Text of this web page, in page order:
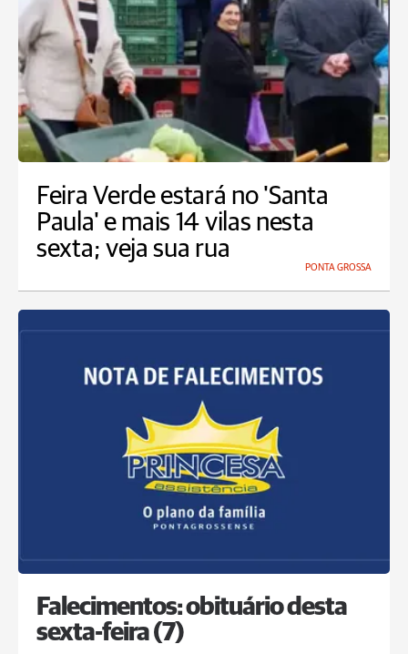
Feira Verde estará no 'Santa
Paula' e mais 14 vilas nesta
sexta; veja sua rua
PONTA GROSSA
Falecimentos: obituário desta
sexta-feira (7)